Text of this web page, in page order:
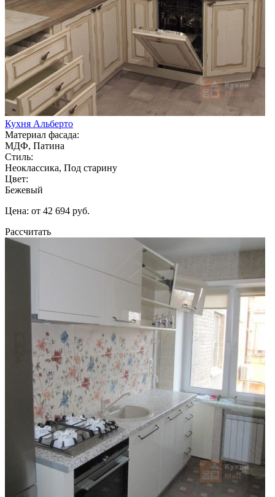
Кухня Альберто
Материал фасада:
МДФ, Патина
Стиль:
Неоклассика, Под старину
Цвет:
Бежевый
Цена: от 42 694 руб.
Рассчитать